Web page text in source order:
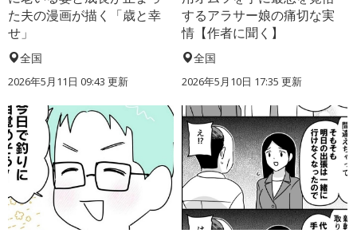
た夫の漫画が描く「歳と幸
せ」
全国
2026年5月11日 09:43 更新
するアラサー娘の痛切な実
情【作者に聞く】
全国
2026年5月10日 17:35 更新